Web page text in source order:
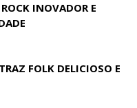
INOVADOR E
FOLK DELICIOSO E